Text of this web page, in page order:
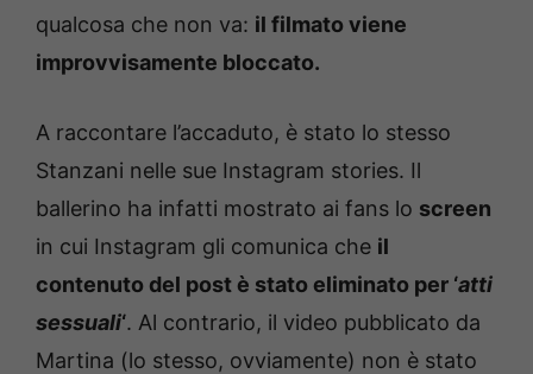
qualcosa che non va: il filmato viene
improvvisamente bloccato.
A raccontare l’accaduto, è stato lo stesso
Stanzani nelle sue Instagram stories. Il
ballerino ha infatti mostrato ai fans lo screen
in cui Instagram gli comunica che il
contenuto del post è stato eliminato per ‘atti
sessuali‘. Al contrario, il video pubblicato da
Martina (lo stesso, ovviamente) non è stato